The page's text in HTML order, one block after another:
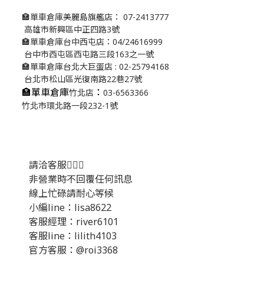
🏣單車倉庫美麗島旗艦店： 07-2413777
高雄市新興區中正四路3號
🏣單車倉庫台中西屯店：04/24616999
台中市西屯區西屯路三段163之一號
🏣單車倉庫台北大巨蛋店 : 02-25794168
台北市松山區光復南路22巷27號
🏣單車倉庫竹北店 ： 03-6563366
竹北市環北路一段232-1號
請洽客服💁🏻‍♂️
非營業時不回覆任何訊息
線上忙碌請耐心等候
小編line：lisa8622
客服經理：river6101
客服line：lilith4103
官方客服：@roi3368